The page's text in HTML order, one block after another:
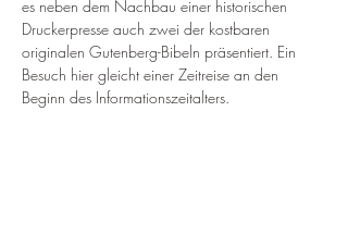
es neben dem Nachbau einer historischen
Druckerpresse auch zwei der kostbaren
originalen Gutenberg-Bibeln präsentiert. Ein
Besuch hier gleicht einer Zeitreise an den
Beginn des Informationszeitalters.